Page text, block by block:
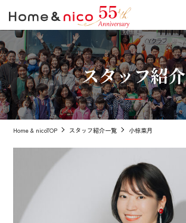
スタッフ紹介
Home & nicoTOP スタッフ紹介一覧 小椋菜月